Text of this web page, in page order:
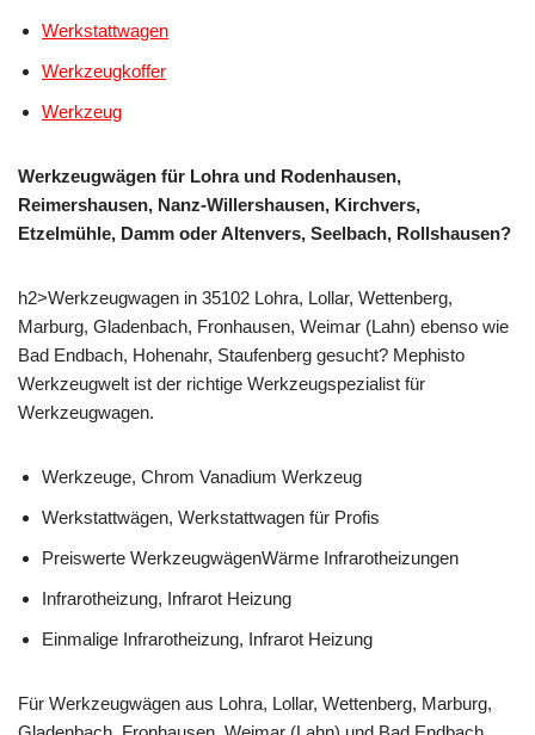
Werkstattwagen
Werkzeugkoffer
Werkzeug
Werkzeugwägen für Lohra und Rodenhausen,
Reimershausen, Nanz-Willershausen, Kirchvers,
Etzelmühle, Damm oder Altenvers, Seelbach, Rollshausen?
h2>Werkzeugwagen in 35102 Lohra, Lollar, Wettenberg,
Marburg, Gladenbach, Fronhausen, Weimar (Lahn) ebenso wie
Bad Endbach, Hohenahr, Staufenberg gesucht? Mephisto
Werkzeugwelt ist der richtige Werkzeugspezialist für
Werkzeugwagen.
Werkzeuge, Chrom Vanadium Werkzeug
Werkstattwägen, Werkstattwagen für Profis
Preiswerte WerkzeugwägenWärme Infrarotheizungen
Infrarotheizung, Infrarot Heizung
Einmalige Infrarotheizung, Infrarot Heizung
Für Werkzeugwägen aus Lohra, Lollar, Wettenberg, Marburg,